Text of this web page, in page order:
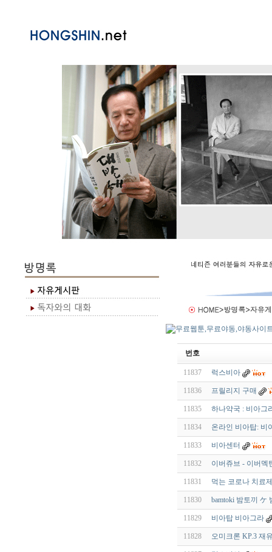
번호
11837 럭스비아
11836 프릴리지 구매
11835 하나약국 : 비아그
11834 온라인 비아탑: 비
11833 비아센터
11832 이버쥬브 - 이버멕
11831 먹는 코로나 치료
11830 bamtoki 밤토끼
11829 비아탑 비아그라
11828 오미크론 KP.3 재